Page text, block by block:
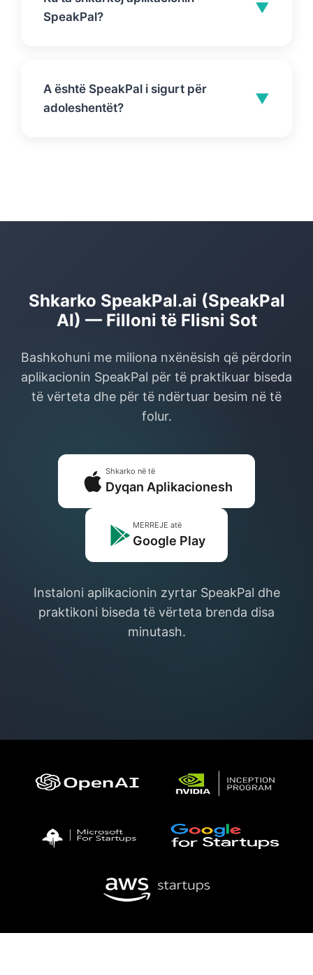
verifikimi (p.sh., verifikim me QR). Ndiqni
përparimin tuaj dhe ndani arritjet tuaja me
SpeakPal?
▼
ose skanoni kodet QR. Mund të provoni
gjithashtu versionin në ueb në
A është SpeakPal i sigurt për
adoleshentët?
▼
mësimore. Prindërit mund të ndihen të
Shkarko SpeakPal.ai (SpeakPal
AI) — Filloni të Flisni Sot
Bashkohuni me miliona nxënësish që përdorin
aplikacionin SpeakPal për të praktikuar biseda
të vërteta dhe për të ndërtuar besim në të
folur.
Shkarko në të
Dyqan Aplikacionesh
MERREJE atë
Google Play
Instaloni aplikacionin zyrtar SpeakPal dhe
praktikoni biseda të vërteta brenda disa
minutash.